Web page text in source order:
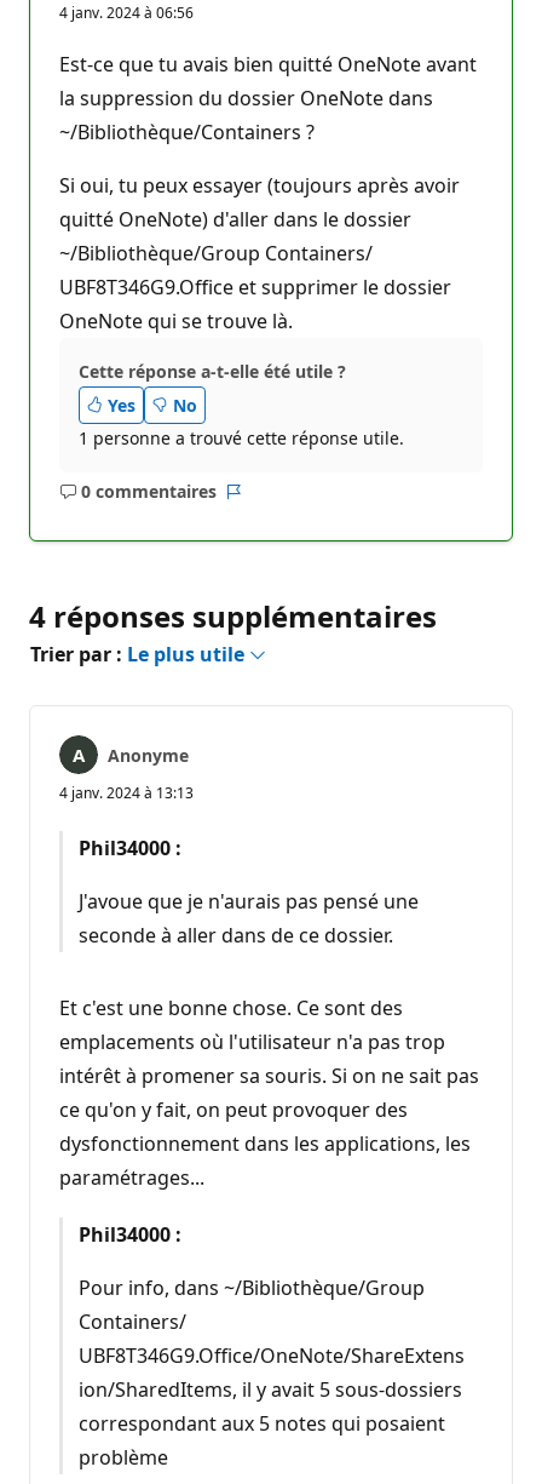
4 janv. 2024 à 06:56
Est-ce que tu avais bien quitté OneNote avant
la suppression du dossier OneNote dans
~/Bibliothèque/Containers ?
Si oui, tu peux essayer (toujours après avoir
quitté OneNote) d'aller dans le dossier
~/Bibliothèque/Group Containers/⁨
UBF8T346G9.Office⁩ et supprimer le dossier
OneNote qui se trouve là.
Cette réponse a-t-elle été utile ?
Yes
No
1 personne a trouvé cette réponse utile.
0 commentaires
Aucun
4 réponses supplémentaires
Trier par : Le plus utile
Anonyme
4 janv. 2024 à 13:13
Phil34000 :
J'avoue que je n'aurais pas pensé une
seconde à aller dans de ce dossier.
Et c'est une bonne chose. Ce sont des
emplacements où l'utilisateur n'a pas trop
intérêt à promener sa souris. Si on ne sait pas
ce qu'on y fait, on peut provoquer des
dysfonctionnement dans les applications, les
paramétrages...
Phil34000 :
Pour info, dans ~/Bibliothèque/Group
Containers/⁨
UBF8T346G9.Office⁩/OneNote/ShareExtens
ion/SharedItems, il y avait 5 sous-dossiers
correspondant aux 5 notes qui posaient
problème